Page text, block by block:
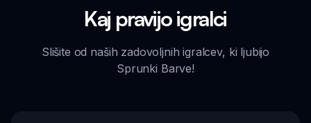
Kaj pravijo igralci
Slišite od naših zadovoljnih igralcev, ki ljubijo
Sprunki Barve!